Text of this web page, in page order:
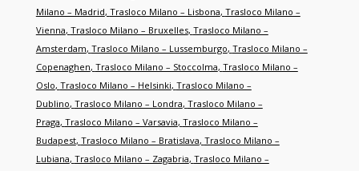
Milano – Madrid, Trasloco Milano – Lisbona, Trasloco Milano –
Vienna, Trasloco Milano – Bruxelles, Trasloco Milano –
Amsterdam, Trasloco Milano – Lussemburgo, Trasloco Milano –
Copenaghen, Trasloco Milano – Stoccolma, Trasloco Milano –
Oslo, Trasloco Milano – Helsinki, Trasloco Milano –
Dublino, Trasloco Milano – Londra, Trasloco Milano –
Praga, Trasloco Milano – Varsavia, Trasloco Milano –
Budapest, Trasloco Milano – Bratislava, Trasloco Milano –
Lubiana, Trasloco Milano – Zagabria, Trasloco Milano –